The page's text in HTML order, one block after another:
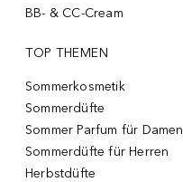
BB- & CC-Cream
TOP THEMEN
Sommerkosmetik
Sommerdüfte
Sommer Parfum für Damen
Sommerdüfte für Herren
Herbstdüfte